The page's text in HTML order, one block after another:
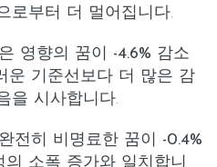
로부터 더 멀어집니다.
영향의 꿈이 -4.6% 감소
운 기준선보다 더 많은 감
을 시사합니다.
완전히 비명료한 꿈이 -0.4%
소폭 증가와 일치합니